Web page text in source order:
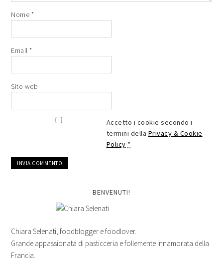
Nome *
Email*
Sito web
Accetto i cookie secondo i
termini della Privacy & Cookie
Policy *
BENVENUTI!
Chiara Selenati, foodblogger e foodlover.
Grande appassionata di pasticceria e follemente innamorata della
Francia.